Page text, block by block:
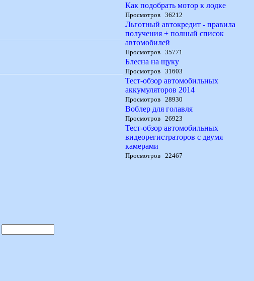
Как подобрать мотор к лодке
Просмотров 36212
Льготный автокредит - правила
получения + полный список
автомобилей
Просмотров 35771
Блесна на щуку
Просмотров 31603
Тест-обзор автомобильных
аккумуляторов 2014
Просмотров 28930
Воблер для голавля
Просмотров 26923
Тест-обзор автомобильных
видеорегистраторов с двумя
камерами
Просмотров 22467